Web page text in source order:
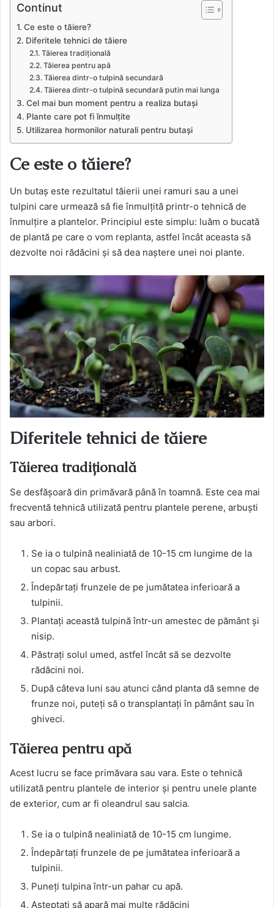
Continut
Ce este o tăiere?
Diferitele tehnici de tăiere
Tăierea tradițională
Tăierea pentru apă
Tăierea dintr-o tulpină secundară
Tăierea dintr-o tulpină secundară putin mai lunga
Cel mai bun moment pentru a realiza butași
Plante care pot fi înmulțite
Utilizarea hormonilor naturali pentru butași
Ce este o tăiere?
Un butaș este rezultatul tăierii unei ramuri sau a unei
tulpini care urmează să fie înmulțită printr-o tehnică de
înmulțire a plantelor. Principiul este simplu: luăm o bucată
de plantă pe care o vom replanta, astfel încât aceasta să
dezvolte noi rădăcini și să dea naștere unei noi plante.
Diferitele tehnici de tăiere
Tăierea tradițională
Se desfășoară din primăvară până în toamnă. Este cea mai
frecventă tehnică utilizată pentru plantele perene, arbuști
sau arbori.
Se ia o tulpină nealiniată de 10-15 cm lungime de la
un copac sau arbust.
Îndepărtați frunzele de pe jumătatea inferioară a
tulpinii.
Plantați această tulpină într-un amestec de pământ și
nisip.
Păstrați solul umed, astfel încât să se dezvolte
rădăcini noi.
După câteva luni sau atunci când planta dă semne de
frunze noi, puteți să o transplantați în pământ sau în
ghiveci.
Tăierea pentru apă
Acest lucru se face primăvara sau vara. Este o tehnică
utilizată pentru plantele de interior și pentru unele plante
de exterior, cum ar fi oleandrul sau salcia.
Se ia o tulpină nealiniată de 10-15 cm lungime.
Îndepărtați frunzele de pe jumătatea inferioară a
tulpinii.
Puneți tulpina într-un pahar cu apă.
Așteptați să apară mai multe rădăcini